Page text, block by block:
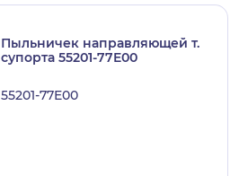
Пыльничек направляющей т.
супорта 55201-77E00
55201-77E00